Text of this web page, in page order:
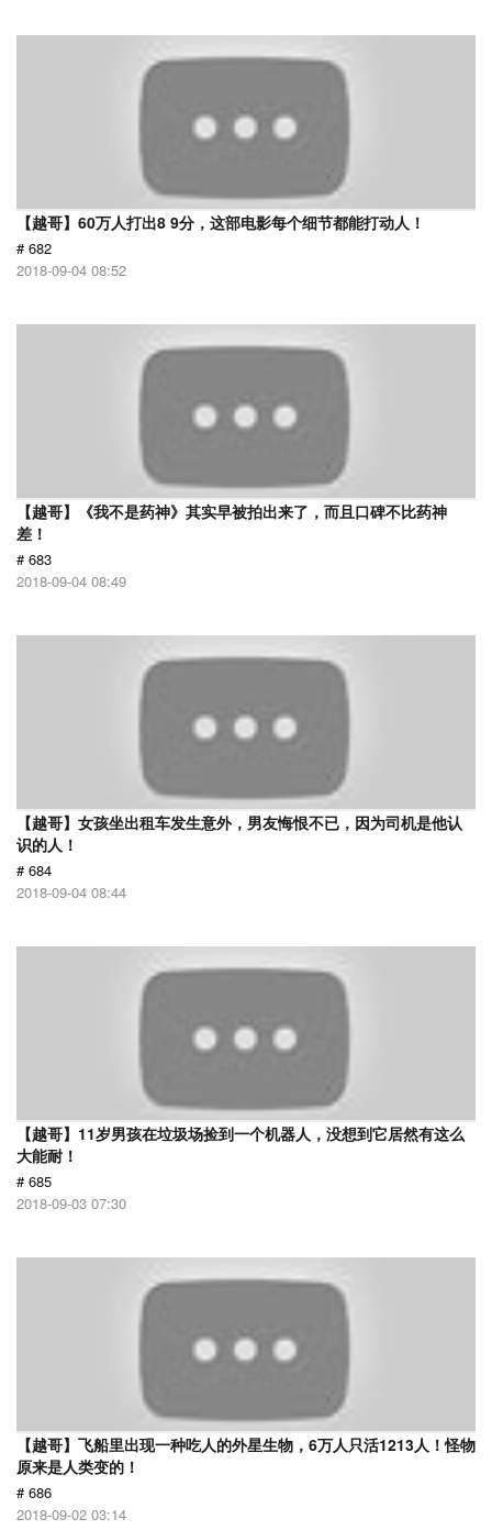
【越哥】60万人打出8 9分，这部电影每个细节都能打动人！
# 682
2018-09-04 08:52
【越哥】《我不是药神》其实早被拍出来了，而且口碑不比药神
差！
# 683
2018-09-04 08:49
【越哥】女孩坐出租车发生意外，男友悔恨不已，因为司机是他认
识的人！
# 684
2018-09-04 08:44
【越哥】11岁男孩在垃圾场捡到一个机器人，没想到它居然有这么
大能耐！
# 685
2018-09-03 07:30
【越哥】飞船里出现一种吃人的外星生物，6万人只活1213人！怪物
原来是人类变的！
# 686
2018-09-02 03:14